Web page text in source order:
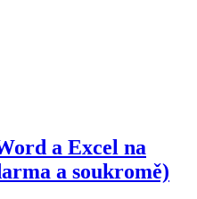
a Excel na
a soukromě)